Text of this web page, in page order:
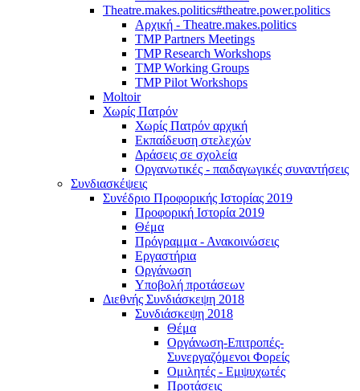
Theatre.makes.politics#theatre.power.politics
Αρχική - Theatre.makes.politics
TMP Partners Meetings
TMP Research Workshops
TMP Working Groups
TMP Pilot Workshops
Moltoir
Χωρίς Πατρόν
Χωρίς Πατρόν αρχική
Εκπαίδευση στελεχών
Δράσεις σε σχολεία
Οργανωτικές - παιδαγωγικές συναντήσεις
Συνδιασκέψεις
Συνέδριο Προφορικής Ιστορίας 2019
Προφορική Ιστορία 2019
Θέμα
Πρόγραμμα - Ανακοινώσεις
Εργαστήρια
Οργάνωση
Υποβολή προτάσεων
Διεθνής Συνδιάσκεψη 2018
Συνδιάσκεψη 2018
Θέμα
Οργάνωση-Επιτροπές-
Συνεργαζόμενοι Φορείς
Ομιλητές - Εμψυχωτές
Προτάσεις